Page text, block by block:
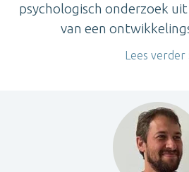
psychologisch onderzoek
van een
Lees verder